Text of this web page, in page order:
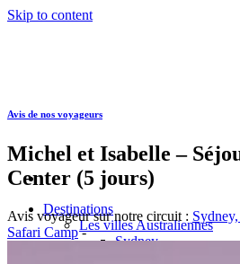
Skip to content
Destinations
Les villes Australiennes
Sydney
Avis de nos voyageurs
Michel et Isabelle –
Center (5 jours)
Avis voyageur sur notre circuit :
Safari Camp-